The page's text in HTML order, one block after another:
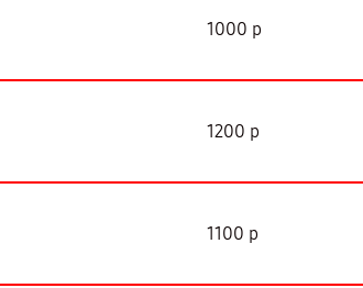
1000 р
1200 р
1100 р